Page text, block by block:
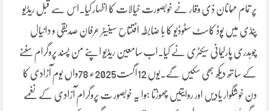
پر تمام مہمانان ذی وقار نے خوبصورت خیالات کا اظہار کیا۔اس سے قبل ریڈیو
پنڈی میں پوڈ کاسٹ سٹوڈیو کا با ضابطہ افتتاح سینیٹر عرفان صدیقی و دانیال
چوہدری پارلیمانی سیکٹری نے کیا۔اب سامعین ریڈیو اپنے من پسند پروگرام سننے
کے ساتھ دیکھ بھی سکیں گے۔یوں 12اگست2025ء 78واں یوم آزادی کا
دن خوشگوار یادیں اور روایتیں چھوڑتا ہوا یہ خوبصور ت پروگرام آزادی کے نغمے